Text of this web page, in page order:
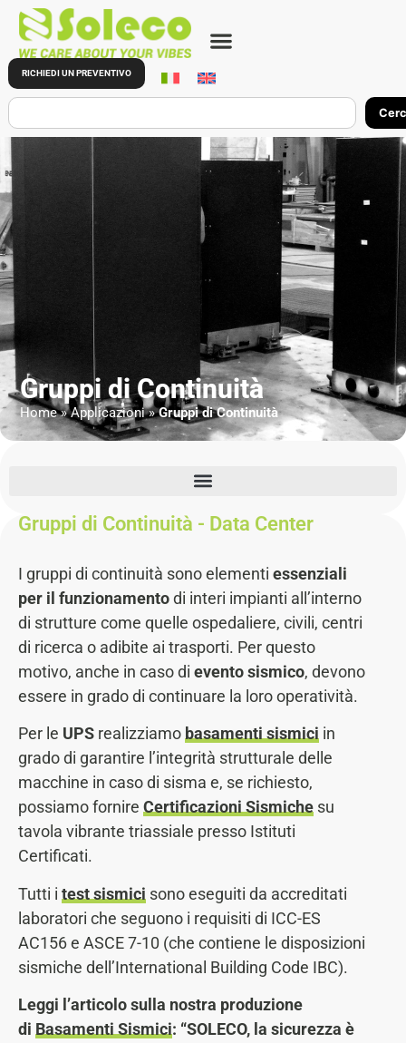
RICHIEDI UN PREVENTIVO
Gruppi di Continuità
Home»Applicazioni»Gruppi di Continuità
Gruppi di Continuità - Data Center
I gruppi di continuità sono elementi essenziali
per il funzionamentodi interi impianti all’interno
di strutture come quelle ospedaliere, civili, centri
di ricerca o adibite ai trasporti. Per questo
motivo, anche in caso di evento sismico, devono
essere in grado di continuare la loro operatività.
Per le UPS realizziamobasamenti sismici in
grado di garantire l’integrità strutturale delle
macchine in caso di sisma e, se richiesto,
possiamo fornire Certificazioni Sismiche su
tavola vibrante triassiale presso Istituti
Certificati.
Tutti i test sismici sono eseguiti da accreditati
laboratori che seguono i requisiti di ICC-ES
AC156 e ASCE 7-10 (che contiene le disposizioni
sismiche dell’International Building Code IBC).
Leggi l’articolo sulla nostra produzione
di Basamenti Sismici: “SOLECO, la sicurezza è